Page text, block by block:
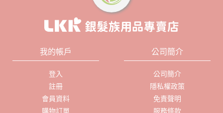
我的帳戶
登入
註冊
會員資料
購物訂單
公司簡介
公司簡介
隱私權政策
免責聲明
服務條款